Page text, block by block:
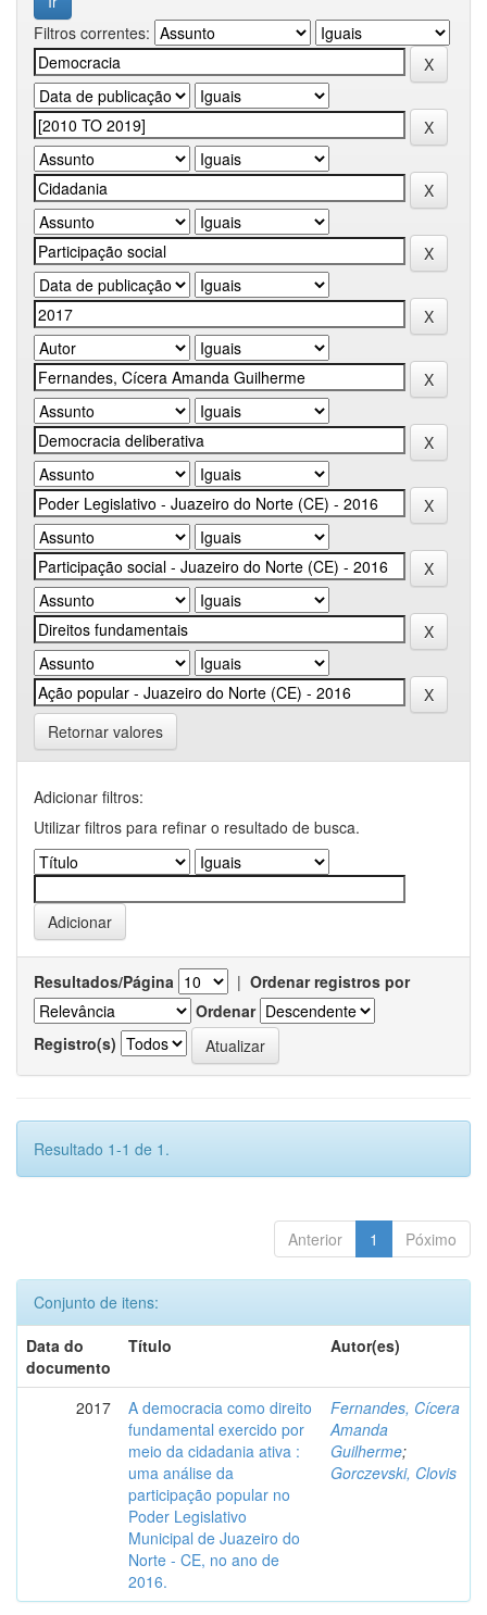
Filtros correntes:
Retornar valores
Adicionar filtros:
Utilizar filtros para refinar o resultado de busca.
Resultados/Página | Ordenar registros por
Ordenar
Registro(s)
Resultado 1-1 de 1.
Anterior 1 Póximo
Conjunto de itens:
Data do
documento
Título Autor(es)
2017
A democracia como direito
fundamental exercido por
meio da cidadania ativa :
uma análise da
participação popular no
Poder Legislativo
Municipal de Juazeiro do
Norte - CE, no ano de
2016.
Fernandes, Cícera
Amanda
Guilherme;
Gorczevski, Clovis